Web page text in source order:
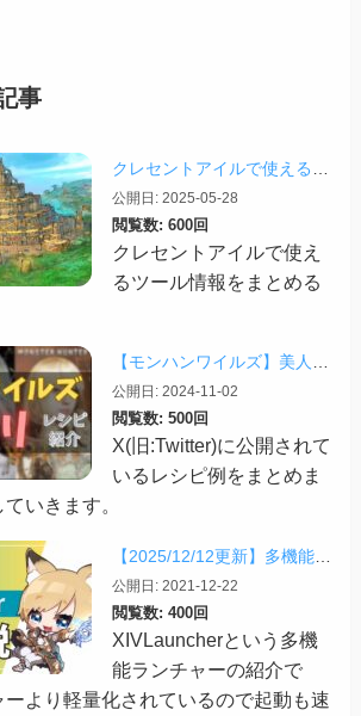
事
クレセントアイルで使えるツール情報まとめ【2026/07/30更新】
公開日: 2025-05-28
閲覧数: 600回
クレセントアイルで使え
るツール情報をまとめる
【モンハンワイルズ】美人・かわいいキャラクリレシピまとめ＋その他オススメの設定など
公開日: 2024-11-02
閲覧数: 500回
X(旧:Twitter)に公開されて
いるレシピ例をまとめま
いきます。
【2025/12/12更新】多機能ランチャー「XIVLauncher」の導入方法・使い方について
公開日: 2021-12-22
閲覧数: 400回
XIVLauncherという多機
能ランチャーの紹介で
より軽量化されているので起動も速